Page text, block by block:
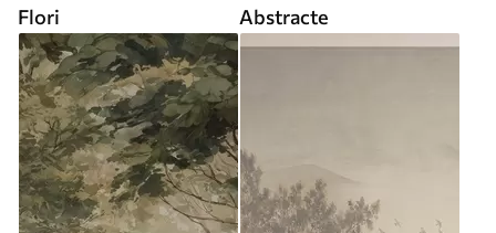
Flori Abstracte